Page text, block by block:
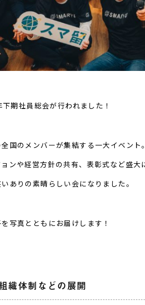
期社員総会が行われました！
国のメンバーが集結する一大イベント。
ンや経営方針の共有、表彰式など盛
ありの素晴らしい会になりました。
写真とともにお届けします！
織体制などの展開